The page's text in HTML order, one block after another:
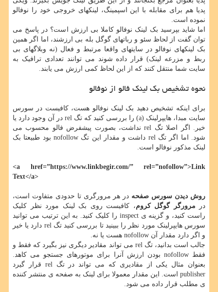
پدیا هم برای مقابله با این اسپمینگ، لینکهای خروجی خود را نوفالو
نموده است.
اما شاید بپرسید بک لینک نوفالو کاملا بی ارزش است؟ در پاسخ می
توان گفت از لحاظ سئو و رباتهای گوگل بله بی ارزشند، اما اگر همین
بک لینکهای نوفالو در سایتهای واقعا مرتبط و فعال (نه وبلاگهای بی
ربط و مزرعه لینک) قرار داده شوند می توانند تعدادی ترافیک به
سایت شما منتقل کنند که از این لحاظ کمی ارزش می یابند.
نحوه تشخیص بک لینک فالو از نوفالو
برای اینکه تشخیص دهید بک لینک نوفالو هست، کافیست در سورس
سایت مبدا، هایپرلینک (a) را بررسی کنید که تگ rel در آن وجود دارد یا
خیر. اگر اصلا تگ rel نداشت، بصورت پیشفرض فالو محسوب می
شود. اما اگر تگ rel داشت و مقدار این تگ nofollow بود طبیعتا بک
لینک مذکور نوفالو است.
<a href=”https://www.linkbegir.com/” rel=”nofollow”>Link
Text</a>
روش دیدن سورس صفحه در هر مرورگری تا حدودی متفاوت است،
در مرورگر گوگل کروم، کافیست روی بک لینک مورد نظر کلیک
راست کنید، و گزینه ی inspect را کلیک کنید. به این ترتیب می توانید
سورس هایپرلینک مورد نظر را ببینید تا بررسی کنید تگ rel دارد یا خیر
و اگر دارد مقدار آن nofollow هست یا نه.
جالب است بدانید، تگ rel می تواند مقادیر دیگری نیز بگیرد که فقط و
فقط nofollow بودن ارزش آنرا برای موتورهای جستجو می کاهد.
بعنوان مثال یکی از مقادیری که می تواند در تگ rel قرار گیرد
publisher است. این مقدار معمولا برای لینک به صفحه ی منتشر کننده
ی مطلب قرار داده می شود.